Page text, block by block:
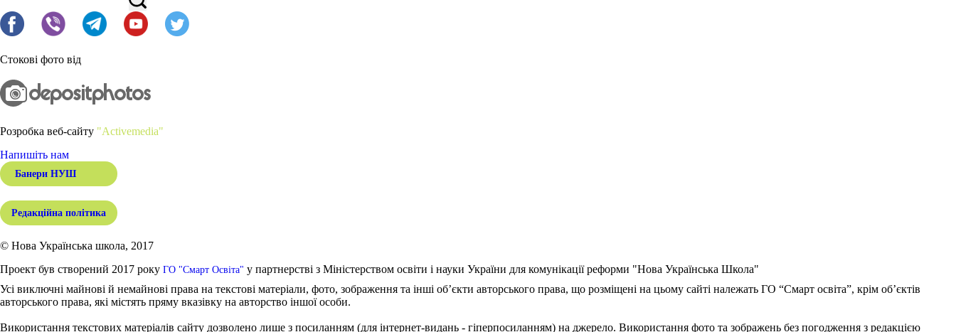
Стокові фото від
Розробка веб-сайту "Activemedia"
Напишіть нам
Банери НУШ
Редакційна політика
© Нова Українська школа, 2017
Проект був створений 2017 року ГО "Смарт Освіта" у партнерстві з Міністерством освіти і науки України для комунікації реформи "Нова Українська Школа"
Усі виключні майнові й немайнові права на текстові матеріали, фото, зображення та інші об’єкти авторського права, що розміщені на цьому сайті належать ГО “Смарт освіта”, крім об’єктів
авторського права, які містять пряму вказівку на авторство іншої особи.
Використання текстових матеріалів сайту дозволено лише з посиланням (для інтернет-видань - гіперпосиланням) на джерело. Використання фото та зображень без погодження з редакцією